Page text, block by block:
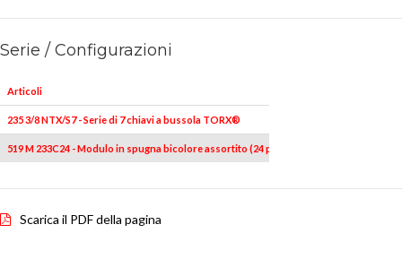
Serie / Configurazioni
Articoli
235 3/8 NTX/S7 - Serie di 7 chiavi a bussola TORX®
519 M 233C24 - Modulo in spugna bicolore assortito (24 pz)
Scarica il PDF della pagina